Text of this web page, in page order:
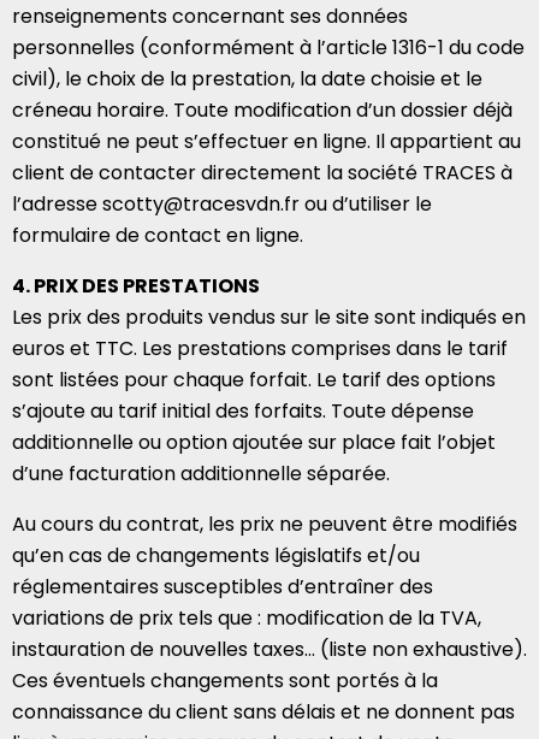
renseignements concernant ses données
personnelles (conformément à l’article 1316-1 du code
civil), le choix de la prestation, la date choisie et le
créneau horaire. Toute modification d’un dossier déjà
constitué ne peut s’effectuer en ligne. Il appartient au
client de contacter directement la société TRACES à
l’adresse scotty@tracesvdn.fr ou d’utiliser le
formulaire de contact en ligne.
4. PRIX DES PRESTATIONS
Les prix des produits vendus sur le site sont indiqués en
euros et TTC. Les prestations comprises dans le tarif
sont listées pour chaque forfait. Le tarif des options
s’ajoute au tarif initial des forfaits. Toute dépense
additionnelle ou option ajoutée sur place fait l’objet
d’une facturation additionnelle séparée.
Au cours du contrat, les prix ne peuvent être modifiés
qu’en cas de changements législatifs et/ou
réglementaires susceptibles d’entraîner des
variations de prix tels que : modification de la TVA,
instauration de nouvelles taxes… (liste non exhaustive).
Ces éventuels changements sont portés à la
connaissance du client sans délais et ne donnent pas